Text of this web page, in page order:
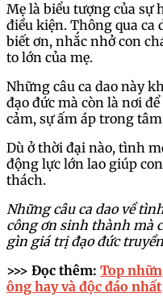
Mẹ là biểu tượng của sự
điều kiện. Thông qua ca
biết ơn, nhắc nhở con
to lớn của mẹ.
Những câu ca dao này
đạo đức mà còn là nơi
cảm, sự ấm áp trong
Dù ở thời đại nào, tình
động lực lớn lao giúp
thách.
Những câu ca dao về
công ơn sinh thành mà
gìn giá trị đạo đức
>>> Đọc thêm: Top
ông hay và độc đáo nhất